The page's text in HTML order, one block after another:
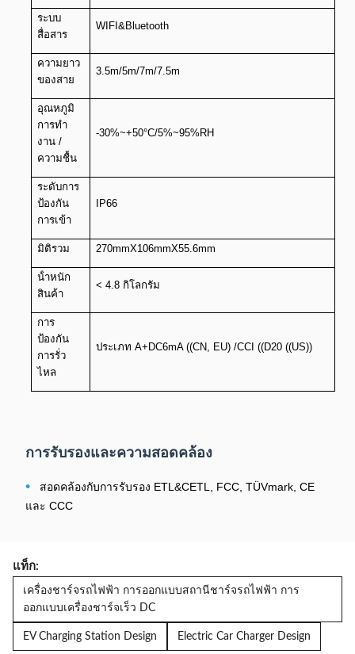
ระบบ
สื่อสาร
WIFI&Bluetooth
ความยาว
ของสาย
3.5m/5m/7m/7.5m
อุณหภูมิ
การทํา
งาน /
ความชื้น
-30%~+50°C/5%~95%RH
ระดับการ
ป้องกัน
การเข้า
IP66
มิติรวม 270mmX106mmX55.6mm
น้ําหนัก
สินค้า
< 4.8 กิโลกรัม
การ
ป้องกัน
การรั่ว
ไหล
ประเภท A+DC6mA ((CN, EU) /CCI ((D20 ((US))
การรับรองและความสอดคล้อง
•
สอดคล้องกับการรับรอง ETL&CETL, FCC, TÜVmark, CE
และ CCC
แท็ก:
เครื่องชาร์จรถไฟฟ้า การออกแบบสถานีชาร์จรถไฟฟ้า การ
ออกแบบเครื่องชาร์จเร็ว DC
EV Charging Station Design Electric Car Charger Design